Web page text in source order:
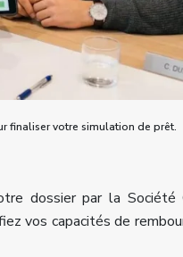
finaliser votre simulation de prêt.
dossier par la Société
vos capacités de